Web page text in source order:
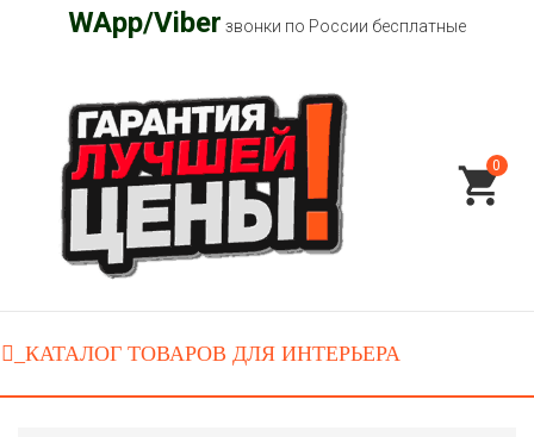
WApp/Viber звонки по России бесплатные
0